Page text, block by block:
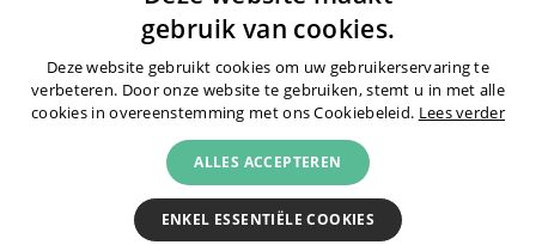
Colofon|Partners|Cookies
Privacyverklaring|Voorwaarden
gebruik van cookies.
Deze website gebruikt cookies om uw gebruikerservaring te
verbeteren. Door onze website te gebruiken, stemt u in met alle
cookies in overeenstemming met ons Cookiebeleid. Lees verder
ALLES ACCEPTEREN
ENKEL ESSENTIËLE COOKIES